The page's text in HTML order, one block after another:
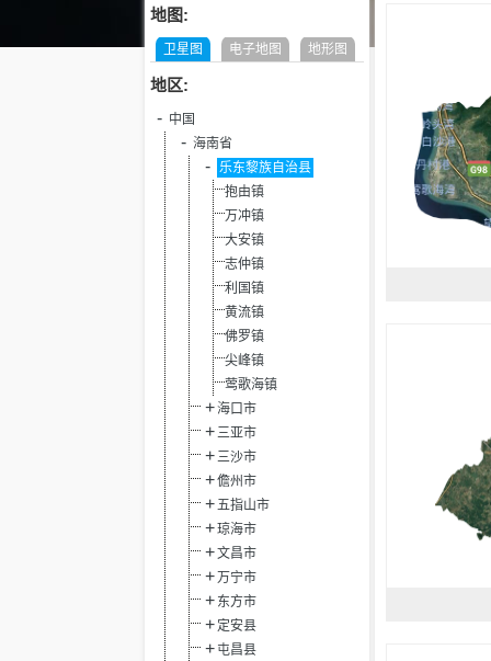
地图:
卫星图 电子地图 地形图
地区:
中国
海南省
乐东黎族自治县
抱由镇
万冲镇
大安镇
志仲镇
利国镇
黄流镇
佛罗镇
尖峰镇
莺歌海镇
海口市
三亚市
三沙市
儋州市
五指山市
琼海市
文昌市
万宁市
东方市
定安县
屯昌县